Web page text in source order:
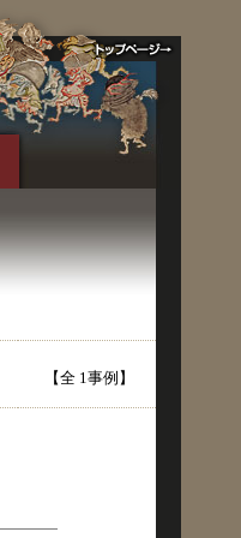
【全 1事例】